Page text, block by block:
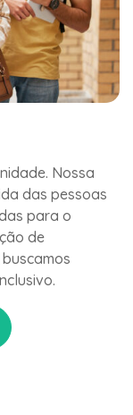
Nossa
das pessoas
para o
de